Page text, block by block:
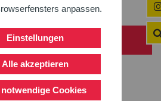
anpassen.
Einstellungen
Alle akzeptieren
Cookies
in drei